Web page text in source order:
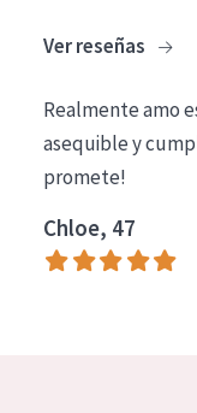
Limpieza
COLECCIÓN
Essentials
Lift+
Ver reseñas
Realmente amo
asequible y
promete!
Chloe, 47